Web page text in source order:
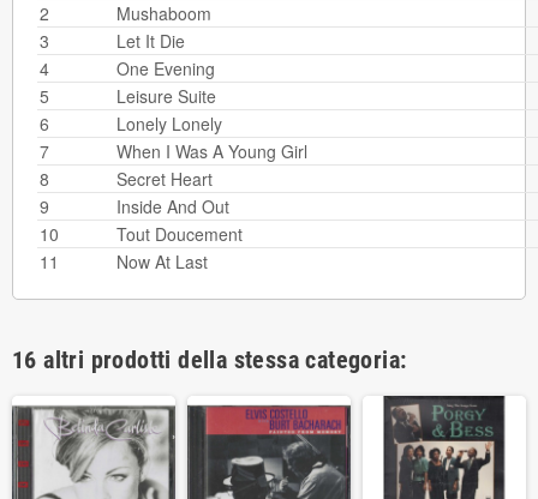
2
Mushaboom
3
Let It Die
4
One Evening
5
Leisure Suite
6
Lonely Lonely
7
When I Was A Young Girl
8
Secret Heart
9
Inside And Out
10
Tout Doucement
11
Now At Last
16 altri prodotti della stessa categoria: